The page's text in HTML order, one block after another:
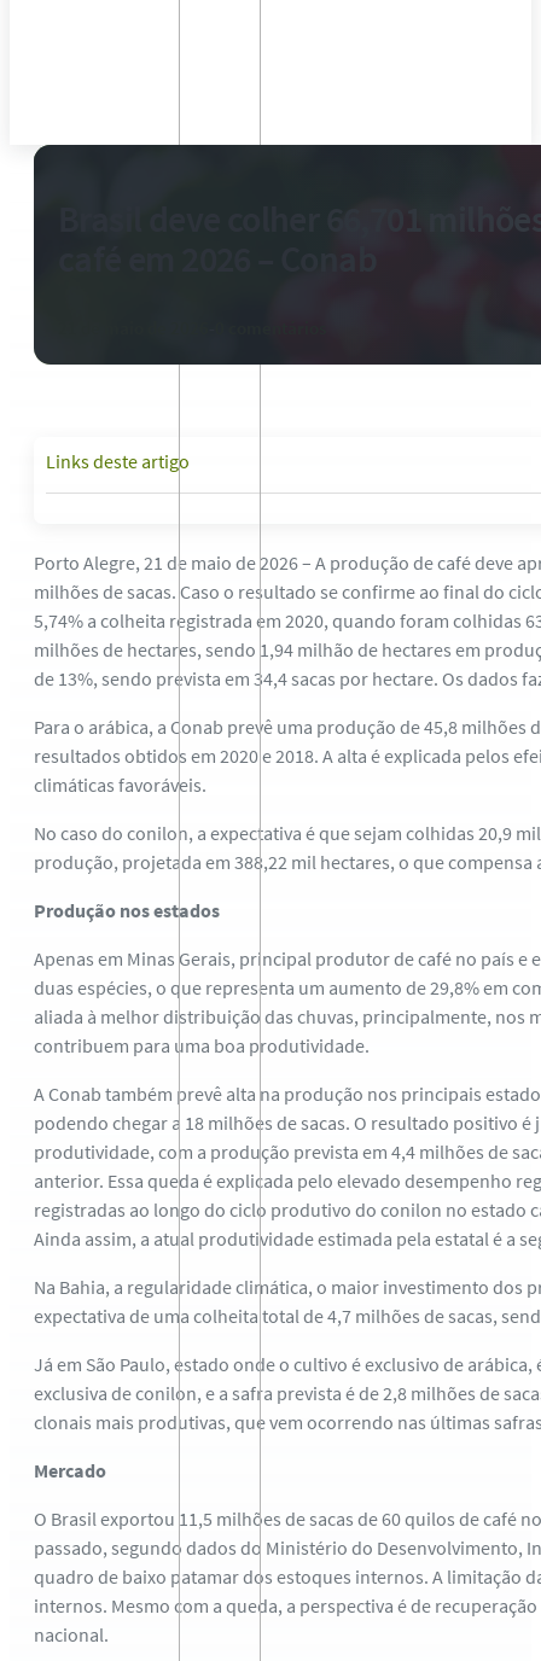
Links deste artigo
Porto Alegre, 21 de maio de 2026 – A produção de café deve
milhões de sacas. Caso o resultado se confirme ao final do
5,74% a colheita registrada em 2020, quando foram colhidas
milhões de hectares, sendo 1,94 milhão de hectares em
de 13%, sendo prevista em 34,4 sacas por hectare. Os dados
Para o arábica, a Conab prevê uma produção de 45,8
resultados obtidos em 2020 e 2018. A alta é explicada pelos
climáticas favoráveis.
No caso do conilon, a expectativa é que sejam colhidas 20,9
produção, projetada em 388,22 mil hectares, o que
Produção nos estados
Apenas em Minas Gerais, principal produtor de café no país e
duas espécies, o que representa um aumento de 29,8% em
aliada à melhor distribuição das chuvas, principalmente, nos
contribuem para uma boa produtividade.
A Conab também prevê alta na produção nos principais
podendo chegar a 18 milhões de sacas. O resultado positivo
produtividade, com a produção prevista em 4,4 milhões de
anterior. Essa queda é explicada pelo elevado desempenho
registradas ao longo do ciclo produtivo do conilon no estado
Ainda assim, a atual produtividade estimada pela estatal é a
Na Bahia, a regularidade climática, o maior investimento dos
expectativa de uma colheita total de 4,7 milhões de sacas,
Já em São Paulo, estado onde o cultivo é exclusivo de
exclusiva de conilon, e a safra prevista é de 2,8 milhões de
clonais mais produtivas, que vem ocorrendo nas últimas
Mercado
O Brasil exportou 11,5 milhões de sacas de 60 quilos de café
passado, segundo dados do Ministério do Desenvolvimento,
quadro de baixo patamar dos estoques internos. A limitação
internos. Mesmo com a queda, a perspectiva é de
nacional.